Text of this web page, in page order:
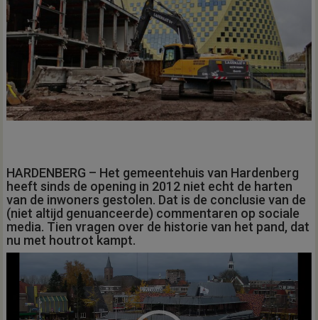
HARDENBERG – Het gemeentehuis van Hardenberg
heeft sinds de opening in 2012 niet echt de harten
van de inwoners gestolen. Dat is de conclusie van de
(niet altijd genuanceerde) commentaren op sociale
media. Tien vragen over de historie van het pand, dat
nu met houtrot kampt.